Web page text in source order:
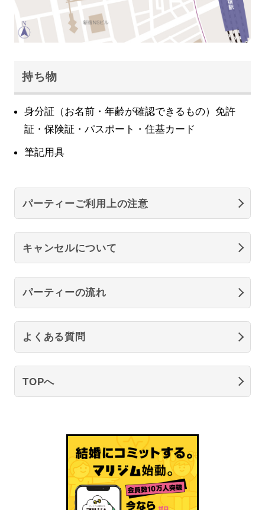
持ち物
身分証（お名前・年齢が確認できるもの）免許
証・保険証・パスポート・住基カード
筆記用具
パーティーご利用上の注意
キャンセルについて
パーティーの流れ
よくある質問
TOPへ